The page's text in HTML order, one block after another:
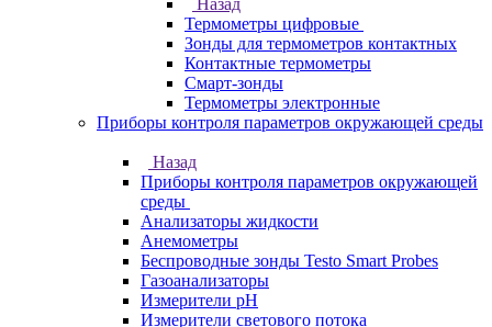
Назад
Термометры цифровые
Зонды для термометров контактных
Контактные термометры
Смарт-зонды
Термометры электронные
Приборы контроля параметров окружающей среды
Назад
Приборы контроля параметров окружающей
среды
Анализаторы жидкости
Анемометры
Беспроводные зонды Testo Smart Probes
Газоанализаторы
Измерители pH
Измерители светового потока